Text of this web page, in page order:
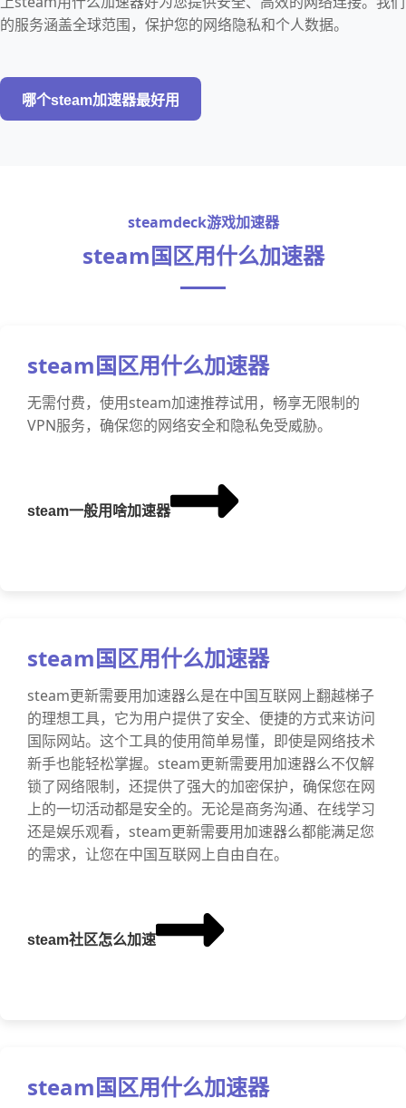
的服务涵盖全球范围，保护您的网络隐私和个人数据。
哪个steam加速器最好用
steamdeck游戏加速器
steam国区用什么加速器
steam国区用什么加速器
无需付费，使用steam加速推荐试用，畅享无限制的
VPN服务，确保您的网络安全和隐私免受威胁。
steam一般用啥加速器
steam国区用什么加速器
steam更新需要用加速器么是在中国互联网上翻越梯子
的理想工具，它为用户提供了安全、便捷的方式来访问
国际网站。这个工具的使用简单易懂，即使是网络技术
新手也能轻松掌握。steam更新需要用加速器么不仅解
锁了网络限制，还提供了强大的加密保护，确保您在网
上的一切活动都是安全的。无论是商务沟通、在线学习
还是娱乐观看，steam更新需要用加速器么都能满足您
的需求，让您在中国互联网上自由自在。
steam社区怎么加速
steam国区用什么加速器